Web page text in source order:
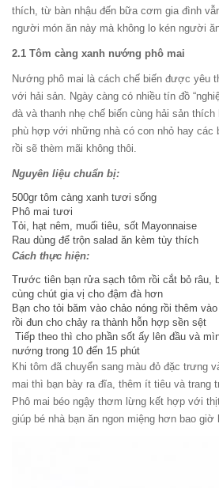
thích, từ bàn nhậu đến bữa cơm gia đình
người món ăn này mà không lo kén người
2.1 Tôm càng xanh nướng phô mai
Nướng phô mai là cách chế biến được yêu
với hải sản. Ngày càng có nhiều tín đồ
đà và thanh nhẹ chế biến cùng hải sản
phù hợp với những nhà có con nhỏ hay các
rồi sẽ thèm mãi không thôi.
Nguyên liệu chuẩn bị:
500gr tôm càng xanh tươi sống
Phô mai tươi
Tỏi, hạt nêm, muối tiêu, sốt Mayonnaise
Rau dùng để trộn salad ăn kèm tùy thích
Cách thực hiện:
Trước tiên bạn rửa sạch tôm rồi cắt bỏ râu,
cùng chút gia vị cho đậm đà hơn
Bạn cho tỏi băm vào chảo nóng rồi thêm
rồi đun cho chảy ra thành hỗn hợp sền sệt
Tiếp theo thì cho phần sốt ấy lên đầu và
nướng trong 10 đến 15 phút
Khi tôm đã chuyển sang màu đỏ đặc trưng
mai thì bạn bày ra đĩa, thêm ít tiêu và trang
Phô mai béo ngậy thơm lừng kết hợp với
giúp bé nhà bạn ăn ngon miệng hơn bao giờ